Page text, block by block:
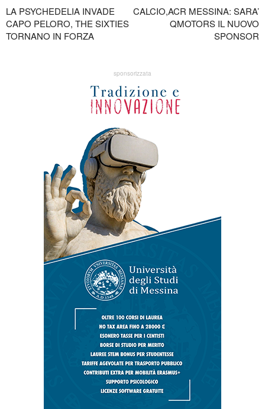
LA PSYCHEDELIA INVADE
CAPO PELORO, THE SIXTIES
TORNANO IN FORZA
CALCIO,ACR MESSINA: SARA’
QMOTORS IL NUOVO
SPONSOR
sponsorizzata